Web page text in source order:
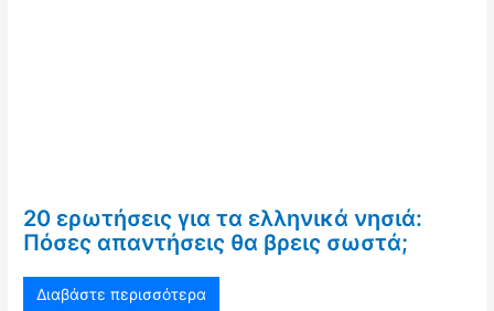
20 ερωτήσεις για τα ελληνικά νησιά:
Πόσες απαντήσεις θα βρεις σωστά;
Διαβάστε περισσότερα